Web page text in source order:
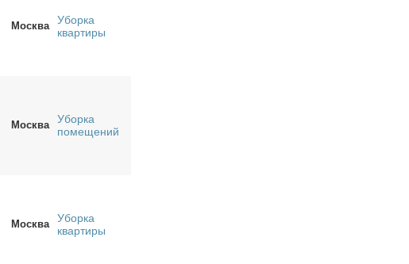
Москва
Уборка
квартиры
Москва
Уборка
помещений
Москва
Уборка
квартиры